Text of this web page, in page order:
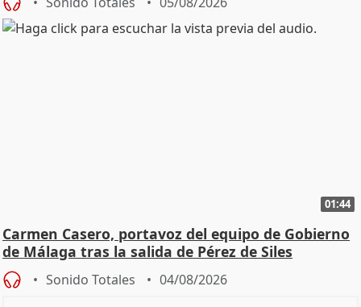
01:44
Carmen Casero, portavoz del equipo de Gobierno
de Málaga tras la salida de Pérez de Siles
Sonido Totales 04/08/2026